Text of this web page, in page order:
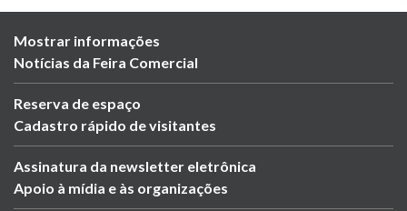
Mostrar informações
Notícias da Feira Comercial
Reserva de espaço
Cadastro rápido de visitantes
Assinatura da newsletter eletrônica
Apoio à mídia e às organizações